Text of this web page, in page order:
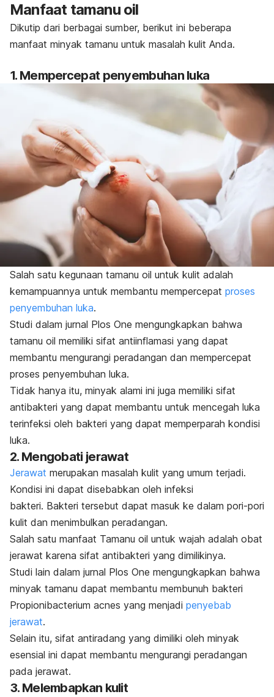
Manfaat tamanu oil
Dikutip dari berbagai sumber, berikut ini beberapa
manfaat minyak tamanu untuk masalah kulit Anda.
1. Mempercepat penyembuhan luka
Salah satu kegunaan tamanu oil untuk kulit adalah
kemampuannya untuk membantu mempercepat proses
penyembuhan luka.
Studi dalam jurnal Plos One mengungkapkan bahwa
tamanu oil memiliki sifat antiinflamasi yang dapat
membantu mengurangi peradangan dan mempercepat
proses penyembuhan luka.
Tidak hanya itu, minyak alami ini juga memiliki sifat
antibakteri yang dapat membantu untuk mencegah luka
terinfeksi oleh bakteri yang dapat memperparah kondisi
luka.
2. Mengobati jerawat
Jerawat merupakan masalah kulit yang umum terjadi.
Kondisi ini dapat disebabkan oleh infeksi
bakteri. Bakteri tersebut dapat masuk ke dalam pori-pori
kulit dan menimbulkan peradangan.
Salah satu manfaat Tamanu oil untuk wajah adalah obat
jerawat karena sifat antibakteri yang dimilikinya.
Studi lain dalam jurnal Plos One mengungkapkan bahwa
minyak tamanu dapat membantu membunuh bakteri
Propionibacterium acnes yang menjadi penyebab
jerawat.
Selain itu, sifat antiradang yang dimiliki oleh minyak
esensial ini dapat membantu mengurangi peradangan
pada jerawat.
3. Melembapkan kulit